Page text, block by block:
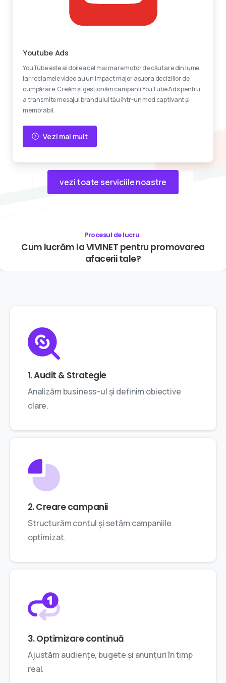
Youtube Ads
YouTube este al doilea cel mai mare motor de căutare din lume,
iar reclamele video au un impact major asupra deciziilor de
cumpărare. Creăm și gestionăm campanii YouTube Ads pentru
a transmite mesajul brandului tău într-un mod captivant și
memorabil.
Vezi mai mult
vezi toate serviciile noastre
Procesul de lucru
Cum lucrăm laVIVINET pentru promovarea
afaceriitale?
1. Audit & Strategie
Analizăm business-ul și definim obiective
clare.
2. Creare campanii
Structurăm contul și setăm campaniile
optimizat.
3. Optimizare continuă
Ajustăm audiențe, bugete și anunțuri în timp
real.